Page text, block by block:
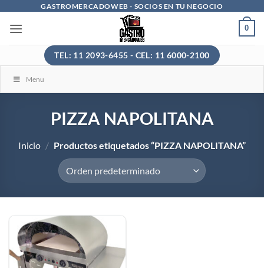
contenido
GASTROMERCADOWEB - SOCIOS EN TU NEGOCIO
0
TEL: 11 2093-6455 - CEL: 11 6000-2100
Menu
PIZZA NAPOLITANA
Inicio / Productos etiquetados “PIZZA NAPOLITANA”